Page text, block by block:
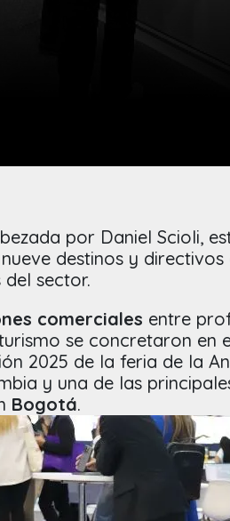
por Daniel Scioli,
destinos y
sector.
comerciales entre
se concretaron en
2025 de la feria de la
y una de las
Bogotá.